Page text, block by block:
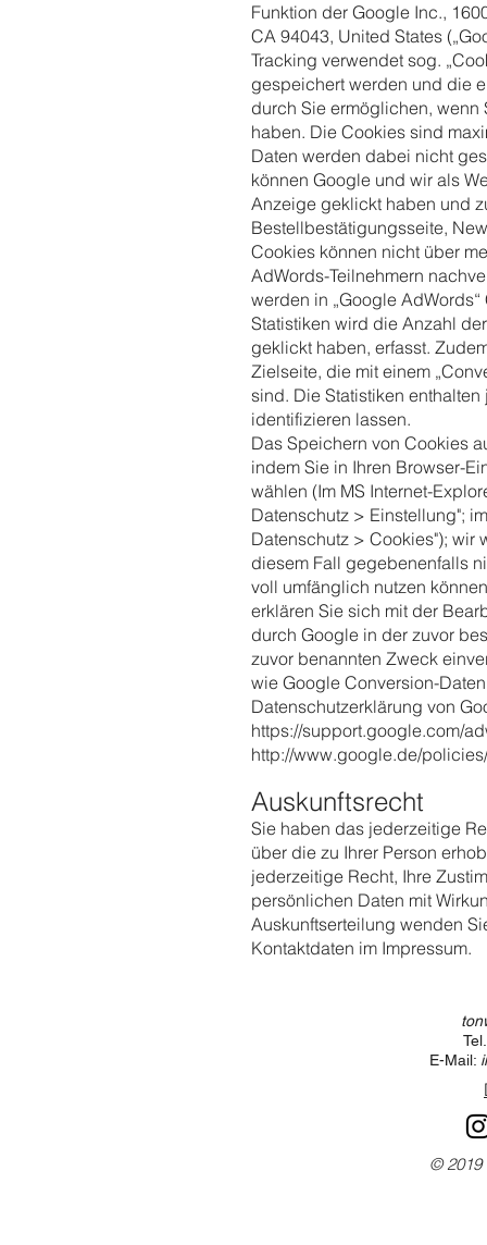
Funktion der Google Inc.,
CA 94043, United States
Tracking verwendet sog.
gespeichert werden und die
durch Sie ermöglichen,
haben. Die Cookies sind
Daten werden dabei nicht
können Google und wir als
Anzeige geklickt haben und
Bestellbestätigungsseite,
Cookies können nicht über
AdWords-Teilnehmern
werden in „Google
Statistiken wird die Anzahl
geklickt haben, erfasst.
Zielseite, die mit einem
sind. Die Statistiken
identifizieren lassen.
Das Speichern von Cookies
indem Sie in Ihren Browser-
wählen (Im MS Internet-
Datenschutz > Einstellung";
Datenschutz > Cookies"); wir
diesem Fall gegebenenfalls
voll umfänglich nutzen
erklären Sie sich mit der
durch Google in der zuvor
zuvor benannten Zweck
wie Google Conversion-
Datenschutzerklärung von
https://support.google.com/
http://www.google.de/
Auskunftsrecht
Sie haben das jederzeitige
über die zu Ihrer Person
jederzeitige Recht, Ihre
persönlichen Daten mit
Auskunftserteilung wenden
Kontaktdaten im Impressum.
E-Mail:
© 2019